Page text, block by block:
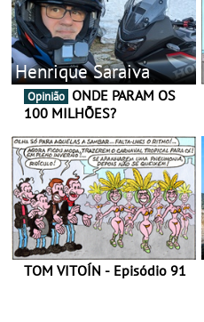
Henrique Saraiva
Opinião
100 MILHÕES?
TOM VITOÍN - Episódio 91